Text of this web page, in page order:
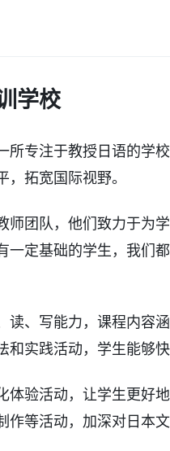
学校
所专注于教授日语的学
拓宽国际视野。
师团队，他们致力于为
一定基础的学生，我们
读、写能力，课程内容
实践活动，学生能够
体验活动，让学生更好
作等活动，加深对日本文